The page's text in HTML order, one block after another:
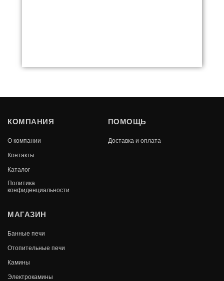
ЭЛЕКТРИЧЕСКАЯ ПЕЧЬ HARVIA CILINDRO
PC70XE STEEL
119 840
КОМПАНИЯ
О компании
Контакты
Каталог
Политика
конфиденциальности
ПОМОЩЬ
Доставка и оплата
МАГАЗИН
Банные печи
Отопительные печи
Камины
Электрокамины